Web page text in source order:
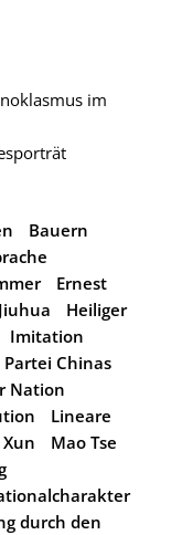
im
Bauern
Ernest
Heiliger
Imitation
Chinas
Nation
Lineare
Mao Tse
durch den